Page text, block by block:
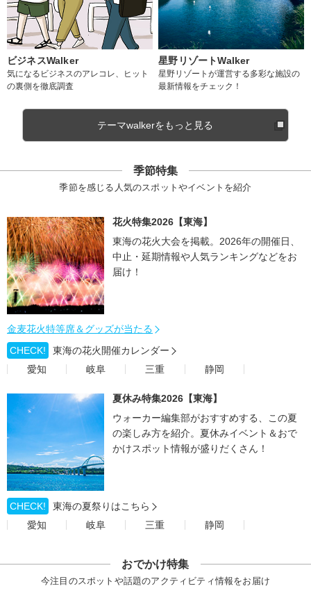
ビジネスWalker
気になるビジネスのアレコレ、ヒット
の裏側を徹底調査
星野リゾートWalker
星野リゾートが運営する多彩な施設の
最新情報をチェック！
テーマwalkerをもっと見る
季節特集
季節を感じる人気のスポットやイベントを紹介
花火特集2026【東海】
東海の花火大会を掲載。2026年の開催日、
中止・延期情報や人気ランキングなどをお
届け！
金麦花火特等席＆グッズが当たる
CHECK!
東海の花火開催カレンダー
愛知
岐阜 三重 静岡
夏休み特集2026【東海】
ウォーカー編集部がおすすめする、この夏
の楽しみ方を紹介。夏休みイベント＆おで
かけスポット情報が盛りだくさん！
CHECK!
東海の夏祭りはこちら
愛知
岐阜 三重 静岡
おでかけ特集
今注目のスポットや話題のアクティビティ情報をお届け